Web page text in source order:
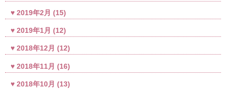
2019年2月 (15)
2019年1月 (12)
2018年12月 (12)
2018年11月 (16)
2018年10月 (13)